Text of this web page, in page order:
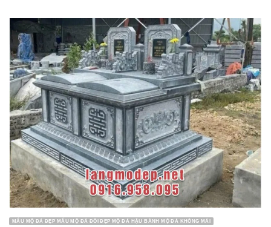
MẪU MỘ ĐÁ ĐẸP MẪU MỘ ĐÁ ĐÔI ĐẸP MỘ ĐÁ HẬU BÀNH MỘ ĐÁ KHÔNG MÁI